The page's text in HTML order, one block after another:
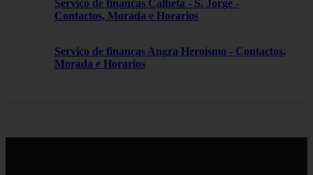
Serviço de finanças Calheta - S. Jorge -
Contactos, Morada e Horarios
Serviço de finanças Angra Heroísmo - Contactos,
Morada e Horarios